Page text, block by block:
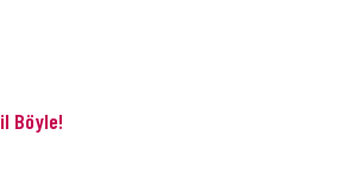
Böyle!